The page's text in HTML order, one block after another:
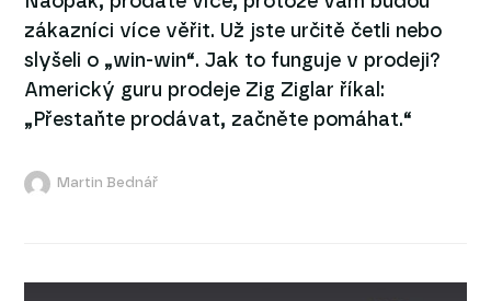
zákazníci více věřit. Už jste určitě četli nebo
slyšeli o „win-win“. Jak to funguje v prodeji?
Americký guru prodeje Zig Ziglar říkal:
„Přestaňte prodávat, začněte pomáhat.“
Martin Bednář